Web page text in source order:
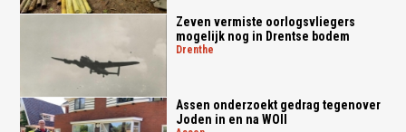
Zeven vermiste oorlogsvliegers
mogelijk nog in Drentse bodem
drenthe
Assen onderzoekt gedrag tegenover
Joden in en na WOII